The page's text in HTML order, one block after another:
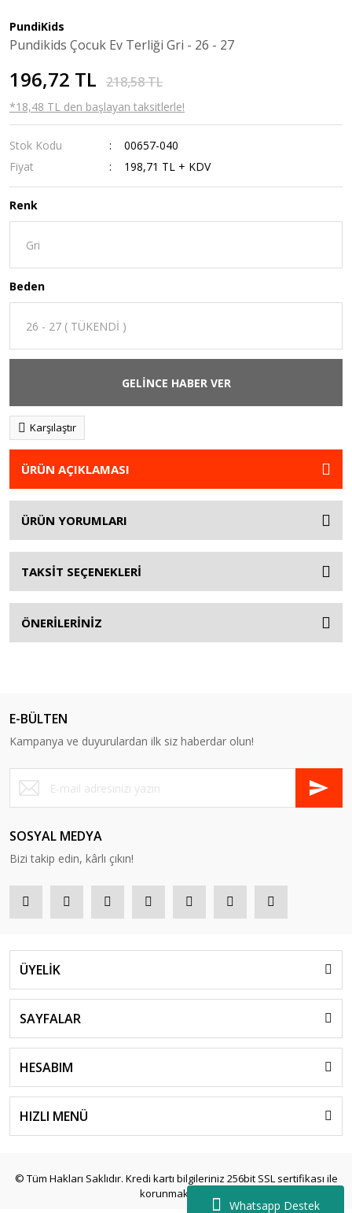
Whatsapp Destek
PundiKids
Pundikids Çocuk Ev Terliği Gri - 26 - 27
196,72 TL 218,58 TL
*18,48 TL den başlayan taksitlerle!
Stok Kodu
00657-040
Fiyat
198,71 TL + KDV
Renk
Beden
GELİNCE HABER VER
Karşılaştır
ÜRÜN AÇIKLAMASI
ÜRÜN YORUMLARI
TAKSİT SEÇENEKLERİ
ÖNERİLERİNİZ
E-BÜLTEN
Kampanya ve duyurulardan ilk siz haberdar olun!
SOSYAL MEDYA
Bizi takip edin, kârlı çıkın!
ÜYELİK
SAYFALAR
HESABIM
HIZLI MENÜ
© Tüm Hakları Saklıdır. Kredi kartı bilgileriniz 256bit SSL sertifikası ile
korunmaktadır.